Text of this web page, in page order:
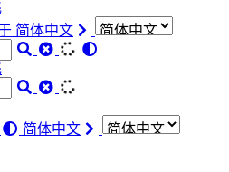
简体中文
简体中文